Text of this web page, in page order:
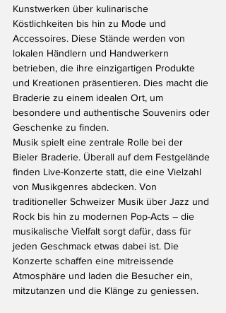
Kunstwerken über kulinarische
Köstlichkeiten bis hin zu Mode und
Accessoires. Diese Stände werden von
lokalen Händlern und Handwerkern
betrieben, die ihre einzigartigen Produkte
und Kreationen präsentieren. Dies macht die
Braderie zu einem idealen Ort, um
besondere und authentische Souvenirs oder
Geschenke zu finden.
Musik spielt eine zentrale Rolle bei der
Bieler Braderie. Überall auf dem Festgelände
finden Live-Konzerte statt, die eine Vielzahl
von Musikgenres abdecken. Von
traditioneller Schweizer Musik über Jazz und
Rock bis hin zu modernen Pop-Acts – die
musikalische Vielfalt sorgt dafür, dass für
jeden Geschmack etwas dabei ist. Die
Konzerte schaffen eine mitreissende
Atmosphäre und laden die Besucher ein,
mitzutanzen und die Klänge zu geniessen.